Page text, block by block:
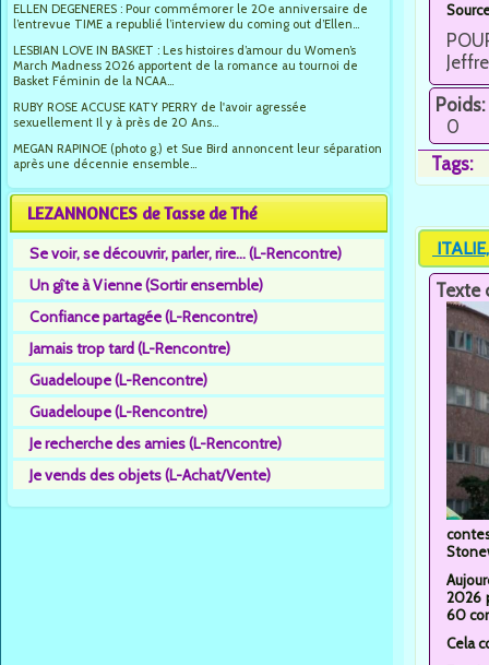
ELLEN DEGENERES : Pour commémorer le 20e anniversaire de
l’entrevue TIME a republié l’interview du coming out d’Ellen...
LESBIAN LOVE IN BASKET : Les histoires d’amour du Women’s
March Madness 2026 apportent de la romance au tournoi de
Basket Féminin de la NCAA...
RUBY ROSE ACCUSE KATY PERRY de l'avoir agressée
sexuellement Il y à près de 20 Ans...
MEGAN RAPINOE (photo g.) et Sue Bird annoncent leur séparation
après une décennie ensemble...
LEZANNONCES de Tasse de Thé
Se voir, se découvrir, parler, rire... (L-Rencontre)
Un gîte à Vienne (Sortir ensemble)
Confiance partagée (L-Rencontre)
Jamais trop tard (L-Rencontre)
Guadeloupe (L-Rencontre)
Guadeloupe (L-Rencontre)
Je recherche des amies (L-Rencontre)
Je vends des objets (L-Achat/Vente)
Poids:
0
Tags:
Texte
2026
60
Cela